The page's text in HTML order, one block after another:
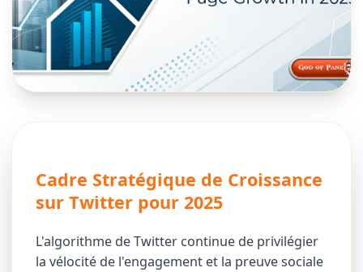
Cadre Stratégique de Croissance
sur Twitter pour 2025
L'algorithme de Twitter continue de privilégier
la vélocité de l'engagement et la preuve sociale